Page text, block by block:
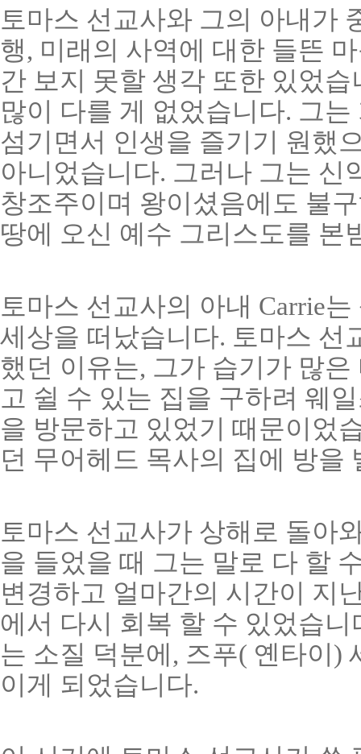
토마스 선교사와 그의 아내가
행, 미래의 사역에 대한 들뜬
간 보지 못할 생각 또한 있었
많이 다를 게 없었습니다. 그
섬기면서 인생을 즐기기 원했
아니었습니다. 그러나 그는 신
창조주이며 왕이셨음에도 불
땅에 오신 예수 그리스도를 본
토마스 선교사의 아내 Carrie
세상을 떠났습니다. 토마스 선
했던 이유는, 그가 습기가 많
고 쉴 수 있는 집을 구하려 웨
을 방문하고 있었기 때문이었
던 무어헤드 목사의 집에 방을
토마스 선교사가 상해로 돌아
을 들었을 때 그는 말로 다 할
변경하고 얼마간의 시간이 지
에서 다시 회복 할 수 있었습
는 소질 덕분에, 즈푸( 옌타이)
이게 되었습니다.